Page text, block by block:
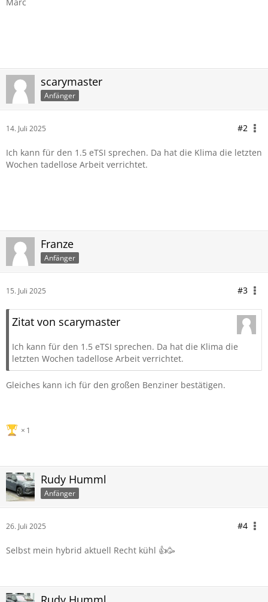
scarymaster
Anfänger
14. Juli 2025 #2
Ich kann für den 1.5 eTSI sprechen. Da hat die Klima die letzten
Wochen tadellose Arbeit verrichtet.
Franze
Anfänger
15. Juli 2025 #3
Zitat von scarymaster
Ich kann für den 1.5 eTSI sprechen. Da hat die Klima die
letzten Wochen tadellose Arbeit verrichtet.
Gleiches kann ich für den großen Benziner bestätigen.
1
Rudy Humml
Anfänger
26. Juli 2025 #4
Selbst mein hybrid aktuell Recht kühl 👍🥳